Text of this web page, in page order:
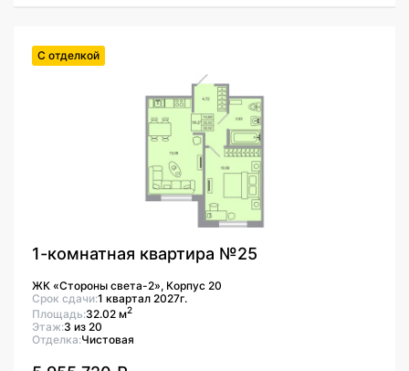
С отделкой
1-комнатная квартира №25
ЖК «Стороны света-2», Корпус 20
Срок сдачи:1 квартал 2027г.
Площадь:32.02 м2
Этаж:3 из 20
Отделка:Чистовая